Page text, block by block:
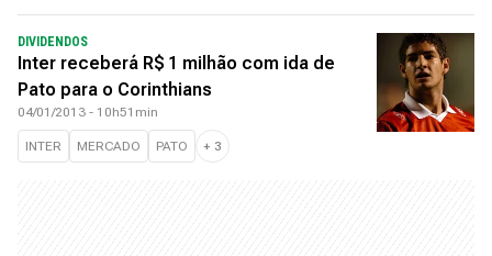
DIVIDENDOS
Inter receberá R$ 1 milhão com ida de
Pato para o Corinthians
04/01/2013 - 10h51min
INTER MERCADO PATO + 3